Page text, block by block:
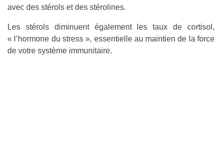
avec des stérols et des stérolines.
Les stérols diminuent également les taux de cortisol,
« l’hormone du stress », essentielle au maintien de la force
de votre système immunitaire.